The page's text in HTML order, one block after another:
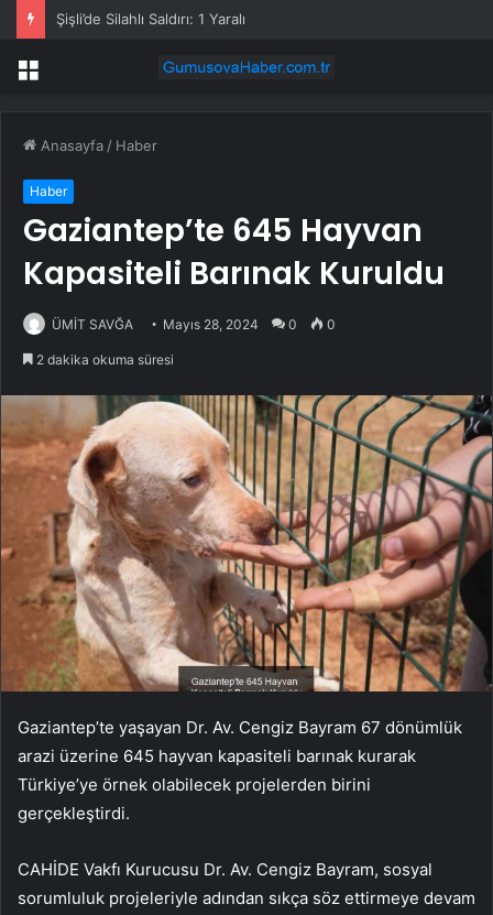
Şişli’de Silahlı Saldırı: 1 Yaralı
Menü
Anasayfa / Haber
Haber
Gaziantep’te 645 Hayvan
Kapasiteli Barınak Kuruldu
ÜMİT SAVĞA Mayıs 28, 2024 0 0
2 dakika okuma süresi
Gaziantep’te yaşayan Dr. Av. Cengiz Bayram 67 dönümlük
arazi üzerine 645 hayvan kapasiteli barınak kurarak
Türkiye’ye örnek olabilecek projelerden birini
gerçekleştirdi.
CAHİDE Vakfı Kurucusu Dr. Av. Cengiz Bayram, sosyal
sorumluluk projeleriyle adından sıkça söz ettirmeye devam